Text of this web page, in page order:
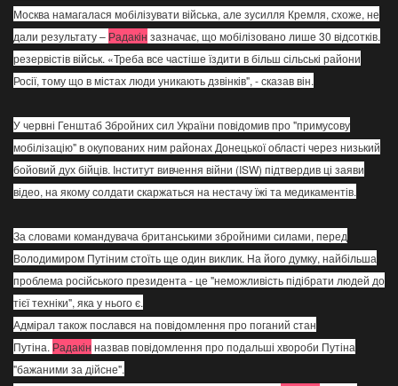
Москва намагалася мобілізувати війська, але зусилля Кремля, схоже, не
дали результату – Радакін зазначає, що мобілізовано лише 30 відсотків.
резервістів військ. «Треба все частіше їздити в більш сільські райони
Росії, тому що в містах люди уникають дзвінків", - сказав він.
У червні Генштаб Збройних сил України повідомив про "примусову
мобілізацію" в окупованих ним районах Донецької області через низький
бойовий дух бійців. Інститут вивчення війни (ISW) підтвердив ці заяви
відео, на якому солдати скаржаться на нестачу їжі та медикаментів.
За словами командувача британськими збройними силами, перед
Володимиром Путіним стоїть ще один виклик. На його думку, найбільша
проблема російського президента - це "неможливість підібрати людей до
тієї техніки", яка у нього є.
Адмірал також послався на повідомлення про поганий стан
Путіна. Радакін назвав повідомлення про подальші хвороби Путіна
"бажаними за дійсне".